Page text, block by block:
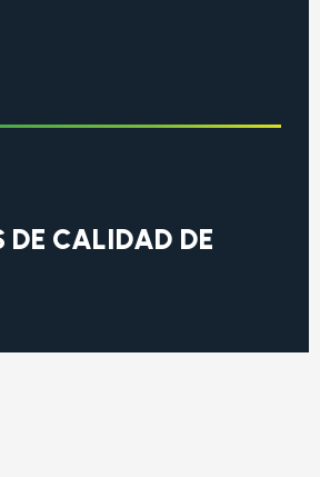
DE CALIDAD DE